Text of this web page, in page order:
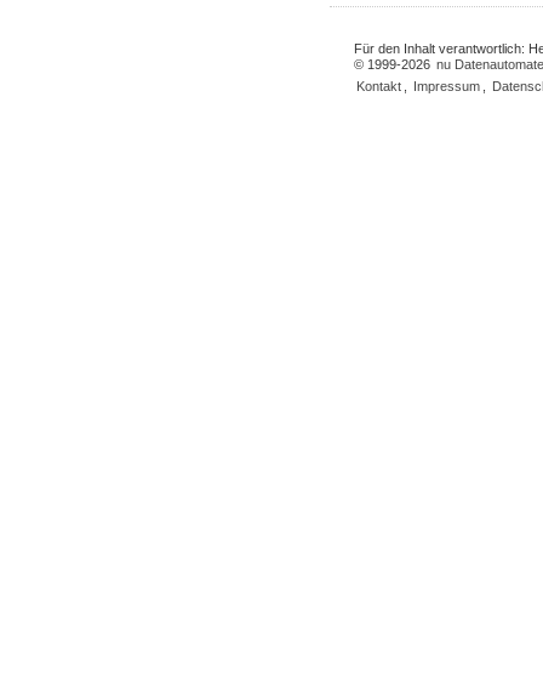
Für den Inhalt verantwortlich:
© 1999-2026 nu
Kontakt
Impressum